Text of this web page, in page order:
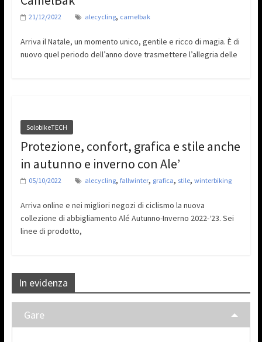
21/12/2022 alecycling, camelbak
Arriva il Natale, un momento unico, gentile e ricco di magia. È di
nuovo quel periodo dell’anno dove trasmettere l’allegria delle
SolobikeTECH
Protezione, confort, grafica e stile anche
in autunno e inverno con Ale’
05/10/2022 alecycling, fallwinter, grafica, stile, winterbiking
Arriva online e nei migliori negozi di ciclismo la nuova
collezione di abbigliamento Alé Autunno-Inverno 2022-‘23. Sei
linee di prodotto,
In evidenza
Gare